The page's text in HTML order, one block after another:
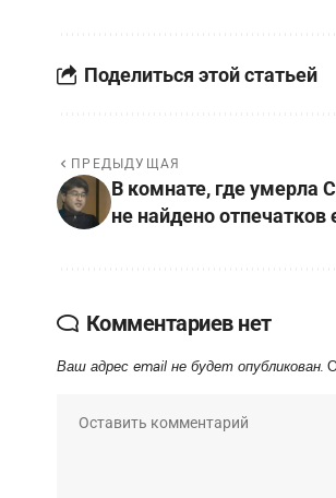
Поделиться этой статьей
ПРЕДЫДУЩАЯ
В комнате, где умерла
не найдено отпечатков
Комментариев нет
Ваш адрес email не будет опубликован.